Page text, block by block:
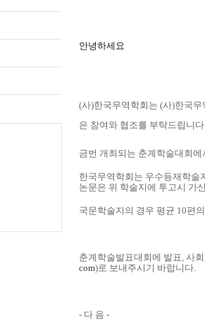
안녕하세요
(사)한국무역학회는 (사)한국
은 참여와 협조를 부탁드립니
금번 개최되는 춘계학술대회
한국무역학회는 우수등재학술
논문은 위 학술지에 투고시 가
국문학술지의 경우 평균 10편
춘계학술발표대회에 발표, 사
com)로 보내주시기 바랍니다.
- 다 음 -